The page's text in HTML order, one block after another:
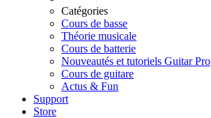
Catégories
Cours de basse
Théorie musicale
Cours de batterie
Nouveautés et tutoriels Guitar Pro
Cours de guitare
Actus & Fun
Support
Store